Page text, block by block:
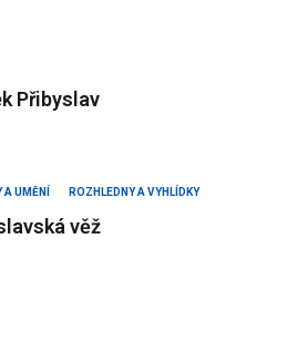
Přibyslav
A UMĚNÍ ROZHLEDNY A VYHLÍDKY
věž